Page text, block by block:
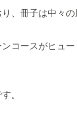
、冊子は中々の
ンコースがヒュ
。